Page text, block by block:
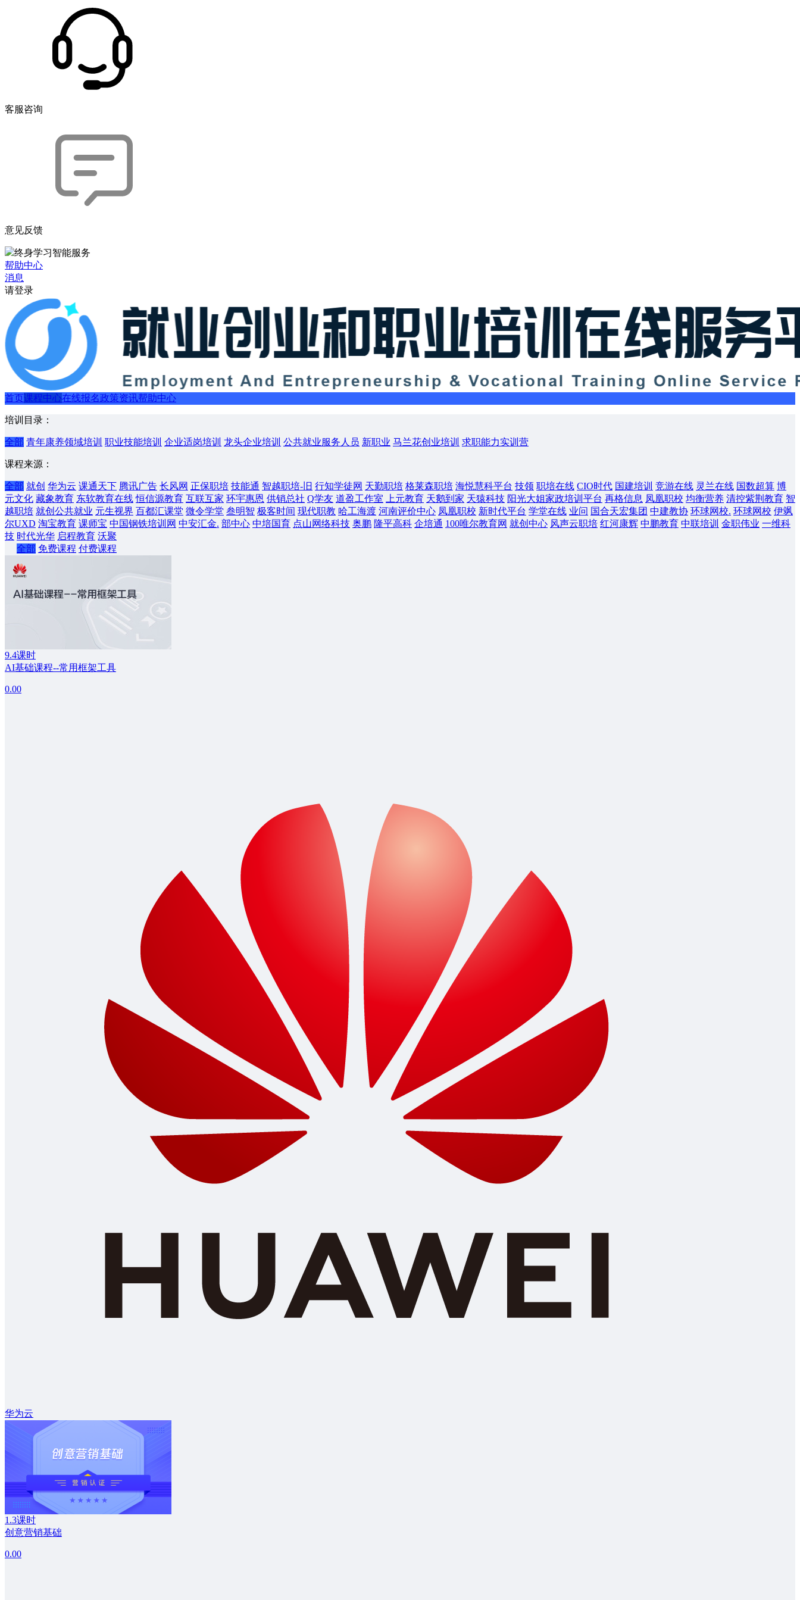
客服咨询
意见反馈
终身学习智能服务
帮助中心
消息
请登录
首页课程中心在线报名政策资讯帮助中心
培训目录：
全部 青年康养领域培训 职业技能培训 企业适岗培训 龙头企业培训 公共就业服务人员 新职业 马兰花创业培训 求职能力实训营
课程来源：
全部 就创 华为云 课通天下 腾讯广告 长风网 正保职培 技能通 智越职培-旧 行知学徒网 天勤职培 格莱森职培 海悦慧科平台 技领 职培在线 CIO时代 国建培训 竞游在线 灵兰在线 国数超算 博
元文化 藏象教育 东软教育在线 恒信源教育 互联互家 环宇惠恩 供销总社 Q学友 道盈工作室 上元教育 天鹅到家 天猿科技 阳光大姐家政培训平台 再格信息 凤凰职校 均衡营养 清控紫荆教育 智
越职培 就创公共就业 元生视界 百都汇课堂 微令学堂 叁明智 极客时间 现代职教 哈工海渡 河南评价中心 凤凰职校 新时代平台 学堂在线 业问 国合天宏集团 中建教协 环球网校. 环球网校 伊飒
尔UXD 淘宝教育 课师宝 中国钢铁培训网 中安汇金. 部中心 中培国育 点山网络科技 奥鹏 隆平高科 企培通 100唯尔教育网 就创中心 风声云职培 红河康辉 中鹏教育 中联培训 金职伟业 一维科
技 时代光华 启程教育 沃聚
全部 免费课程 付费课程
9.4课时
AI基础课程--常用框架工具
0.00
华为云
1.3课时
创意营销基础
0.00